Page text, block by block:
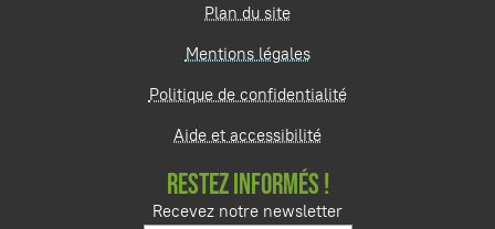
Plan du site
Mentions légales
Politique de confidentialité
Aide et accessibilité
RESTEZ INFORMÉS !
Recevez notre newsletter